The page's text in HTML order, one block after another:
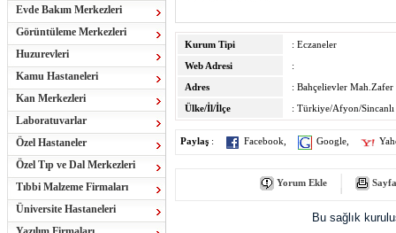
Evde Bakım Merkezleri
Görüntüleme Merkezleri
Huzurevleri
Kamu Hastaneleri
Kan Merkezleri
Laboratuvarlar
Özel Hastaneler
Özel Tıp ve Dal Merkezleri
Tıbbi Malzeme Firmaları
Üniversite Hastaneleri
Kurum Tipi
: Eczaneler
Web Adresi
:
Adres
: Bahçelievler Mah.Zafer
Ülke/İl/İlçe
: Türkiye/Afyon/Sincanlı
Paylaş : Facebook Google
Yorum Ekle
Bu sağlık